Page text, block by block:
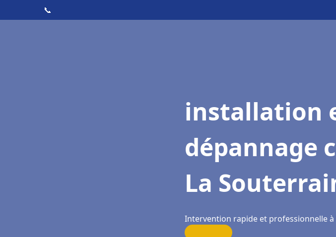
📞
installation
dépannage
La
Intervention rapide et professionnelle à